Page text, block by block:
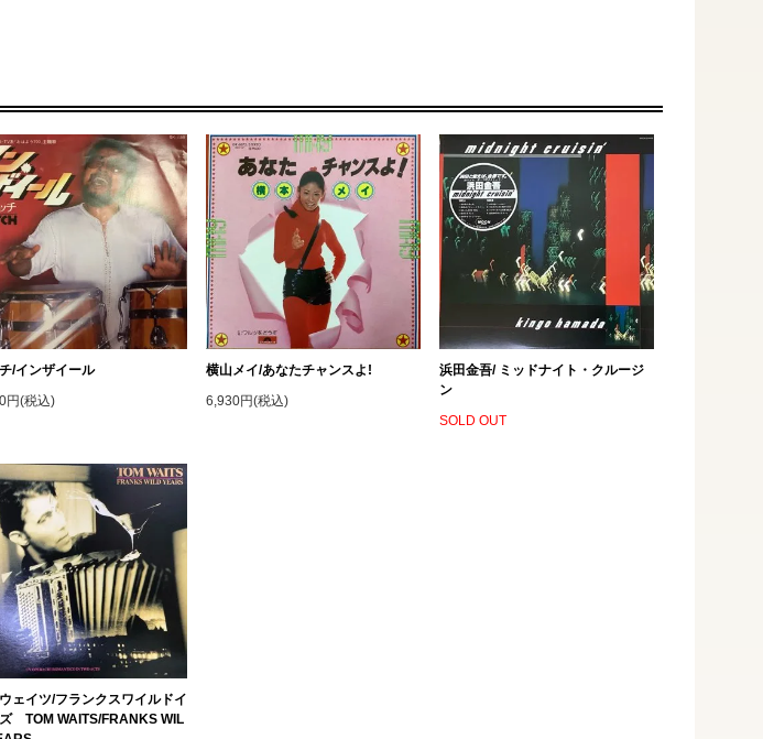
/インザイール
円(税込)
横山メイ/あなたチャンスよ!
6,930円(税込)
浜田金吾/ ミッドナイト・クルージ
ン
SOLD OUT
ウェイツ/フランクスワイルドイ
TOM WAITS/FRANKS WIL